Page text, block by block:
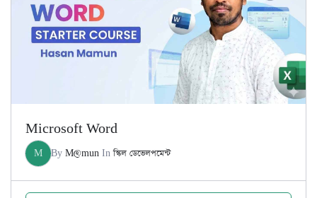
Microsoft Word
M By M@mun Inস্কিল ডেভেলপমেন্ট